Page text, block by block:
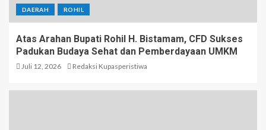
DAERAH ROHIL
Atas Arahan Bupati Rohil H. Bistamam, CFD Sukses
Padukan Budaya Sehat dan Pemberdayaan UMKM
Juli 12, 2026 Redaksi Kupasperistiwa